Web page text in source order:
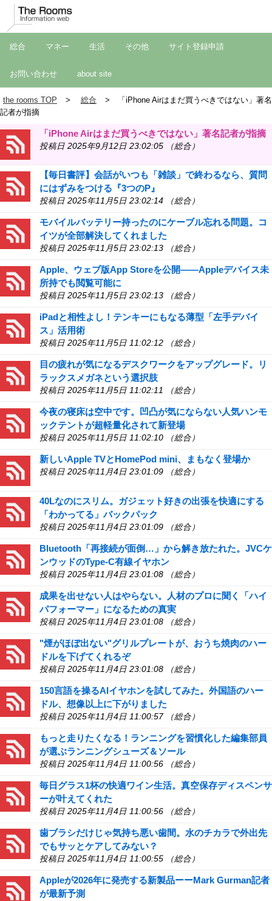
総合 マネー 生活 その他 サイト登録申請
お問い合わせ about site
the rooms TOP 総合
「iPhone Airはまだ買うべきではない」著名
記者が指摘
「iPhone Airはまだ買うべきではない」著名記者が指摘
投稿日 2025年9月12日 23:02:05 （総合）
【毎日書評】会話がいつも「雑談」で終わるなら、質問
にはずみをつける『3つのP』
投稿日 2025年11月5日 23:02:14 （総合）
モバイルバッテリー持ったのにケーブル忘れる問題。コ
イツが全部解決してくれました
投稿日 2025年11月5日 23:02:13 （総合）
Apple、ウェブ版App Storeを公開――Appleデバイス未
所持でも閲覧可能に
投稿日 2025年11月5日 23:02:13 （総合）
iPadと相性よし！テンキーにもなる薄型「左手デバイ
ス」活用術
投稿日 2025年11月5日 11:02:12 （総合）
目の疲れが気になるデスクワークをアップグレード。リ
ラックスメガネという選択肢
投稿日 2025年11月5日 11:02:11 （総合）
今夜の寝床は空中です。凹凸が気にならない人気ハンモ
ックテントが超軽量化されて新登場
投稿日 2025年11月5日 11:02:10 （総合）
新しいApple TVとHomePod mini、まもなく登場か
投稿日 2025年11月4日 23:01:09 （総合）
40Lなのにスリム。ガジェット好きの出張を快適にする
「わかってる」バックパック
投稿日 2025年11月4日 23:01:09 （総合）
Bluetooth「再接続が面倒…」から解き放たれた。JVCケ
ンウッドのType-C有線イヤホン
投稿日 2025年11月4日 23:01:08 （総合）
成果を出せない人はやらない。人材のプロに聞く「ハイ
パフォーマー」になるための真実
投稿日 2025年11月4日 23:01:08 （総合）
"煙がほぼ出ない"グリルプレートが、おうち焼肉のハー
ドルを下げてくれるぞ
投稿日 2025年11月4日 23:01:08 （総合）
150言語を操るAIイヤホンを試してみた。外国語のハー
ドル、想像以上に下がりました
投稿日 2025年11月4日 11:00:57 （総合）
もっと走りたくなる！ランニングを習慣化した編集部員
が選ぶランニングシューズ＆ソール
投稿日 2025年11月4日 11:00:56 （総合）
毎日グラス1杯の快適ワイン生活。真空保存ディスペンサ
ーが叶えてくれた
投稿日 2025年11月4日 11:00:56 （総合）
歯ブラシだけじゃ気持ち悪い歯間。水のチカラで外出先
でもサッとケアしてみない？
投稿日 2025年11月4日 11:00:55 （総合）
Appleが2026年に発売する新製品ーーMark Gurman記者
が最新予測